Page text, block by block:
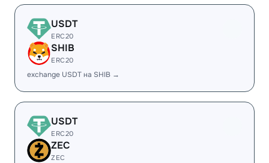
USDT
ERC20
SHIB
ERC20
exchange USDT на SHIB →
USDT
ERC20
ZEC
ZEC